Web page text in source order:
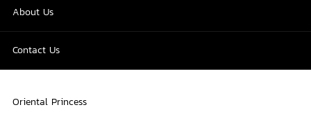
About Us
Contact Us
Oriental Princess